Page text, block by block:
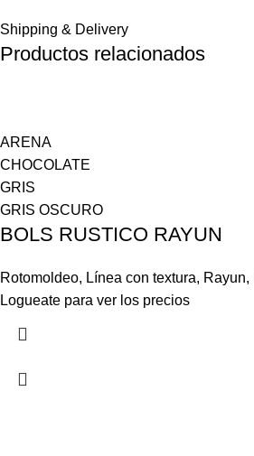
Shipping & Delivery
Productos relacionados
ARENA
CHOCOLATE
GRIS
GRIS OSCURO
BOLS RUSTICO RAYUN
Rotomoldeo, Línea con textura, Rayun,
Logueate para ver los precios